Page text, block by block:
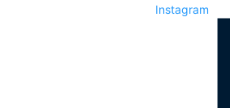
Instagram